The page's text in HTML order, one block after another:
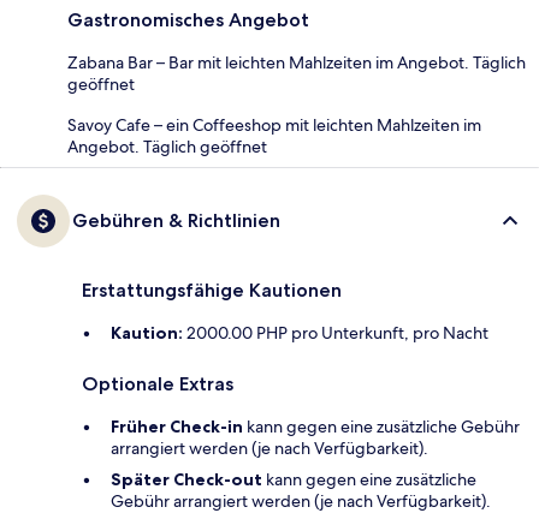
Gastronomisches Angebot
Zabana Bar – Bar mit leichten Mahlzeiten im Angebot. Täglich
geöffnet
Savoy Cafe – ein Coffeeshop mit leichten Mahlzeiten im
Angebot. Täglich geöffnet
Gebühren & Richtlinien
Erstattungsfähige Kautionen
Kaution: 2000.00 PHP pro Unterkunft, pro Nacht
Optionale Extras
Früher Check-in kann gegen eine zusätzliche Gebühr
arrangiert werden (je nach Verfügbarkeit).
Später Check-out kann gegen eine zusätzliche
Gebühr arrangiert werden (je nach Verfügbarkeit).